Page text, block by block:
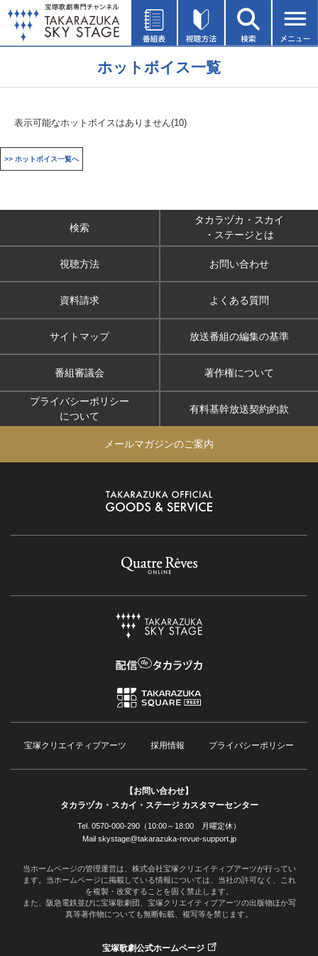
ホットボイス一覧
表示可能なホットボイスはありません(10)
>> ホットボイス一覧へ
検索
タカラヅカ・スカイ
・ステージとは
視聴方法 お問い合わせ
資料請求 よくある質問
サイトマップ 放送番組の編集の基準
番組審議会 著作権について
プライバシーポリシー
について
有料基幹放送契約約款
メールマガジンのご案内
宝塚クリエイティブアーツ 採用情報 プライバシーポリシー
【お問い合わせ】
タカラヅカ・スカイ・ステージ カスタマーセンター
Tel. 0570-000-290（10:00～18:00 月曜定休）
Mail skystage@takarazuka-revue-support.jp
当ホームページの管理運営は、株式会社宝塚クリエイティブアーツが行ってい
ます。当ホームページに掲載している情報については、当社の許可なく、これ
を複製・改変することを固く禁止します。
また、阪急電鉄並びに宝塚歌劇団、宝塚クリエイティブアーツの出版物ほか写
真等著作物についても無断転載、複写等を禁じます。
宝塚歌劇公式ホームページ